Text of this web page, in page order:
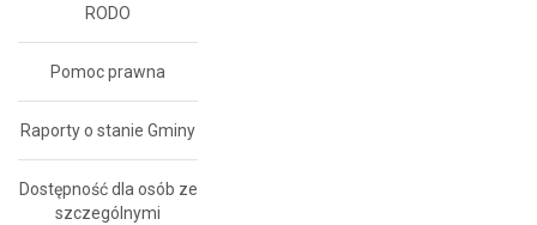
RODO
Pomoc prawna
Raporty o stanie Gminy
Dostępność dla osób ze
szczególnymi